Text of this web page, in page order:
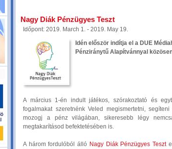
Nagy Diák Pénzügyes Teszt
Időpont: 2019. March 1. - 2019. May 19.
Idén először indítja el a DUE
Pénziránytű Alapítvánnyal
A március 1-én indult játékos, szórakoztató és
fogalmakat szeretnénk Veled megismertetni,
mozogj a pénz világában, sikeresebb légy
megtakarításod befektetésében is.
A három fordulóból álló Nagy Diák Pénzügyes Teszt